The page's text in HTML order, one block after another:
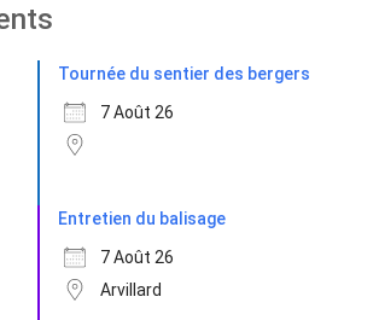
Tournée du sentier des bergers
7 Août 26
Entretien du balisage
7 Août 26
Arvillard